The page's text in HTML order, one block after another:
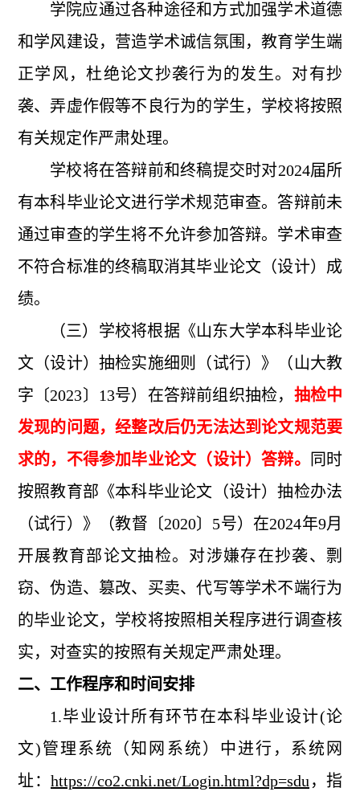
学院应通过各种途径和方式加强学术道德
和学风建设，营造学术诚信氛围，教育学生端
正学风，杜绝论文抄袭行为的发生。对有抄
袭、弄虚作假等不良行为的学生，学校将按照
有关规定作严肃处理。
学校将在答辩前和终稿提交时对2024届所
有本科毕业论文进行学术规范审查。答辩前未
通过审查的学生将不允许参加答辩。学术审查
不符合标准的终稿取消其毕业论文（设计）成
绩。
（三）学校将根据《山东大学本科毕业论
文（设计）抽检实施细则（试行）》（山大教
字〔2023〕13号）在答辩前组织抽检， 抽检中
发现的问题，经整改后仍无法达到论文规范要
求的，不得参加毕业论文（设计）答辩。
同时
按照教育部《本科毕业论文（设计）抽检办法
（试行）》（教督〔2020〕5号）在2024年9月
开展教育部论文抽检。对涉嫌存在抄袭、剽
窃、伪造、篡改、买卖、代写等学术不端行为
的毕业论文，学校将按照相关程序进行调查核
实，对查实的按照有关规定严肃处理。
二、工作程序和时间安排
1.毕业设计所有环节在本科毕业设计(论
文)管理系统（知网系统）中进行，系统网
址： https://co2.cnki.net/Login.html?dp=sdu ，指